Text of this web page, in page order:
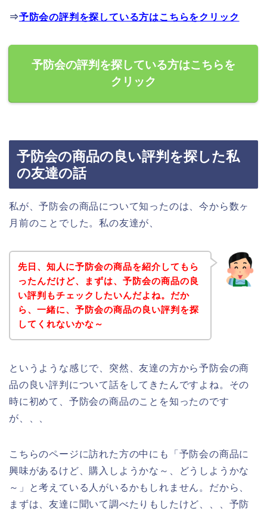
⇒予防会の評判を探している方はこちらをクリック
予防会の評判を探している方はこちらを
クリック
予防会の商品の良い評判を探した私
の友達の話
私が、予防会の商品について知ったのは、今から数ヶ
月前のことでした。私の友達が、
先日、知人に予防会の商品を紹介してもら
ったんだけど、まずは、予防会の商品の良
い評判もチェックしたいんだよね。だか
ら、一緒に、予防会の商品の良い評判を探
してくれないかな～
というような感じで、突然、友達の方から予防会の商
品の良い評判について話をしてきたんですよね。その
時に初めて、予防会の商品のことを知ったのです
が、、、
こちらのページに訪れた方の中にも「予防会の商品に
興味があるけど、購入しようかな～、どうしようかな
～」と考えている人がいるかもしれません。だから、
まずは、友達に聞いて調べたりもしたけど、、、予防